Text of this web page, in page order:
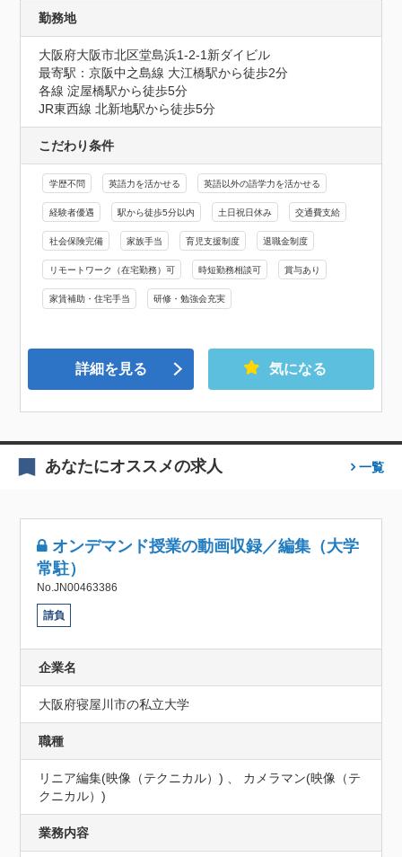
勤務地
大阪府大阪市北区堂島浜1-2-1新ダイビル
最寄駅：京阪中之島線 大江橋駅から徒歩2分
各線 淀屋橋駅から徒歩5分
JR東西線 北新地駅から徒歩5分
こだわり条件
学歴不問 英語力を活かせる 英語以外の語学力を活かせる
経験者優遇 駅から徒歩5分以内 土日祝日休み 交通費支給
社会保険完備 家族手当 育児支援制度 退職金制度
リモートワーク（在宅勤務）可 時短勤務相談可 賞与あり
家賃補助・住宅手当 研修・勉強会充実
詳細を見る 気になる
あなたにオススメの求人 一覧
オンデマンド授業の動画収録／編集（大学
常駐）
No.JN00463386
請負
企業名
大阪府寝屋川市の私立大学
職種
リニア編集(映像（テクニカル）) 、 カメラマン(映像（テ
クニカル）)
業務内容